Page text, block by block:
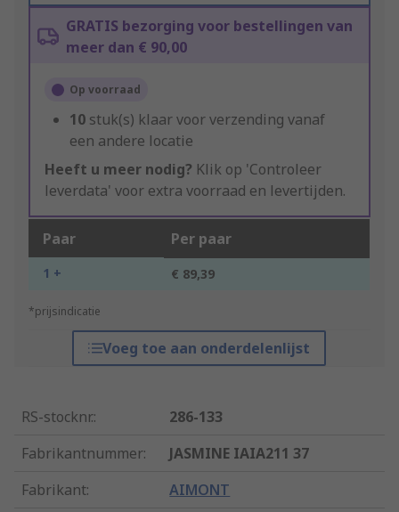
GRATIS bezorging voor bestellingen van
meer dan € 90,00
Op voorraad
10 stuk(s) klaar voor verzending vanaf
een andere locatie
Heeft u meer nodig? Klik op 'Controleer
leverdata' voor extra voorraad en levertijden.
Paar Per paar
1 + € 89,39
*prijsindicatie
Voeg toe aan onderdelenlijst
RS-stocknr.:
286-133
Fabrikantnummer:
JASMINE IAIA211 37
Fabrikant: AIMONT